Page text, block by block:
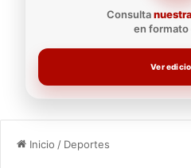
Consulta
en formato
Ver
Inicio / Deportes